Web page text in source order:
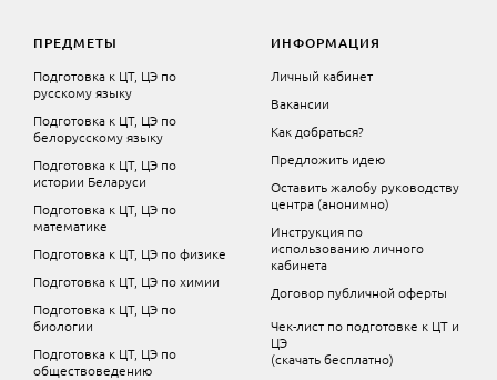
ПРЕДМЕТЫ
Подготовка к ЦТ, ЦЭ по
русскому языку
Подготовка к ЦТ, ЦЭ по
белорусскому языку
Подготовка к ЦТ, ЦЭ по
истории Беларуси
Подготовка к ЦТ, ЦЭ по
математике
Подготовка к ЦТ, ЦЭ по физике
Подготовка к ЦТ, ЦЭ по химии
Подготовка к ЦТ, ЦЭ по
биологии
Подготовка к ЦТ, ЦЭ по
обществоведению
ИНФОРМАЦИЯ
Личный кабинет
Вакансии
Как добраться?
Предложить идею
Оставить жалобу руководству
центра (анонимно)
Инструкция по
использованию личного
кабинета
Договор публичной оферты
Чек-лист по подготовке к ЦТ и
ЦЭ
(скачать бесплатно)